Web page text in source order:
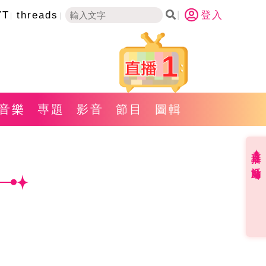
threads 登入
1
樂 專題 影音 節目 圖輯
直播✦活動